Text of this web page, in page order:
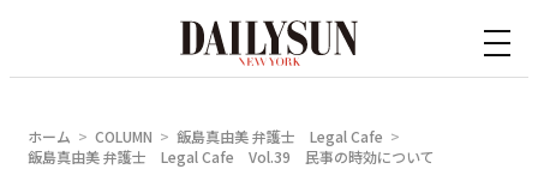
ホーム COLUMN
飯島真由美 弁護士 Legal Cafe
飯島真由美 弁護士 Legal Cafe Vol.39 民事の時効について